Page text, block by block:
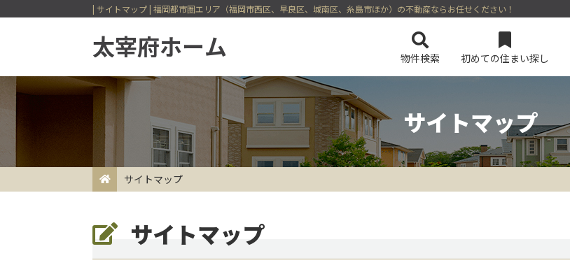
| サイトマップ | 福岡都市圏エリア（福岡市西区、早良区、城南区、糸島市ほか）の不動産ならお任せください！
物件検索
今すぐ見られる一戸建て
会員登録
初めての住まい探し
サイトマップ
サイトマップ
サイトマップ